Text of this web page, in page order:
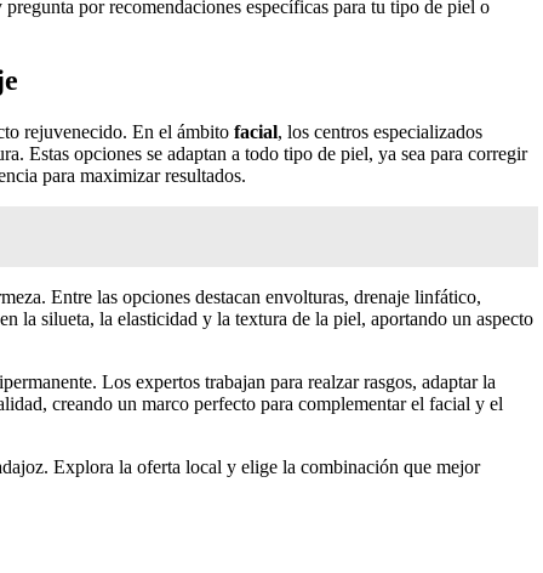
por recomendaciones específicas para tu tipo de piel o
rejuvenecido. En el ámbito facial, los centros especializados
Estas opciones se adaptan a todo tipo de piel, ya sea para corregir
para maximizar resultados.
Entre las opciones destacan envolturas, drenaje linfático,
la silueta, la elasticidad y la textura de la piel, aportando un aspecto
Los expertos trabajan para realzar rasgos, adaptar la
creando un marco perfecto para complementar el facial y el
Explora la oferta local y elige la combinación que mejor